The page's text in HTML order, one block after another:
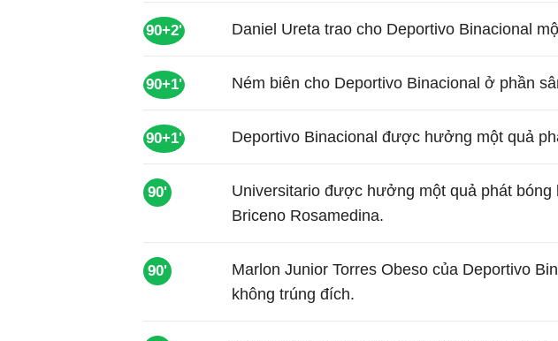
90+2' Daniel Ureta trao cho Deportivo Binacional
90+1' Ném biên cho Deportivo Binacional ở phần
90+1' Deportivo Binacional được hưởng một quả
90'
Universitario được hưởng một quả phát bóng
Briceno Rosamedina.
90'
Marlon Junior Torres Obeso của Deportivo
không trúng đích.